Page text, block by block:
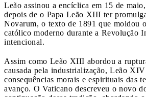
Leão assinou a encíclica em 15 de
depois de o Papa Leão XIII ter
Novarum, o texto de 1891 que moldou
católico moderno durante a Revolução
intencional.
Assim como Leão XIII abordou a
causada pela industrialização, Leão
consequências morais e espirituais das
avanço. O Vaticano descreveu o novo